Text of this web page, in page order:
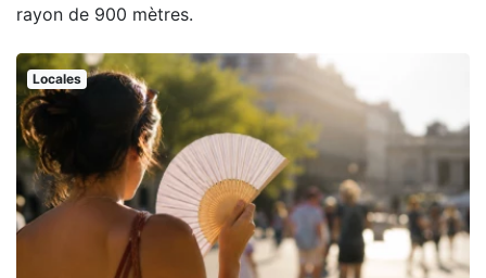
rayon de 900 mètres.
Locales